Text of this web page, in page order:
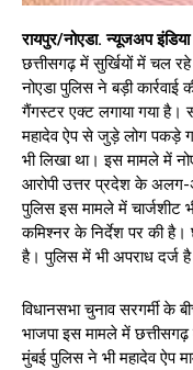
रायपुर/नोएडा. न्यूजअप इंडिया
छत्तीसगढ़ में सुर्खियों में चल
नोएडा पुलिस ने बड़ी
गैंगस्टर एक्‍ट लगाया गया है।
महादेव ऐप से जुड़े लोग पकड़े
भी लिखा था। इस मामले में
आरोपी उत्तर प्रदेश के
पुलिस इस मामले में चार्जशीट
कमिश्नर के निर्देश पर की है।
है। पुलिस में भी अपराध दर्ज
विधानसभा चुनाव सरगर्मी के
भाजपा इस मामले में
मुंबई पुलिस ने भी महादेव ऐप